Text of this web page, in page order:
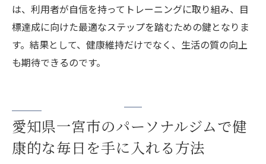
は、利用者が自信を持ってトレーニングに取り組み、目
標達成に向けた最適なステップを踏むための鍵となりま
す。結果として、健康維持だけでなく、生活の質の向上
も期待できるのです。
愛知県一宮市のパーソナルジムで健
康的な毎日を手に入れる方法